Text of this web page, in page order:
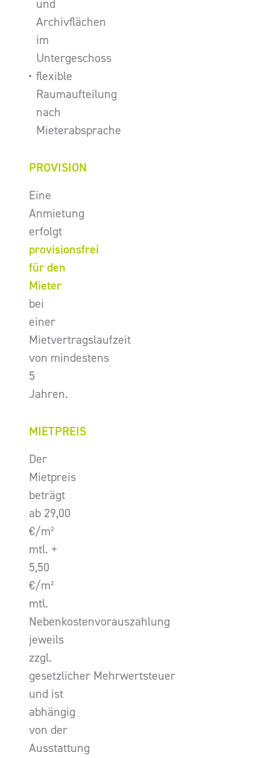
und
Archivflächen
im
Untergeschoss
flexible
Raumaufteilung
nach
Mieterabsprache
PROVISION
Eine
Anmietung
erfolgt
provisionsfrei
für den
Mieter
bei
einer
Mietvertragslaufzeit
von mindestens
5
Jahren.
MIETPREIS
Der
Mietpreis
beträgt
ab 29,00
€/m²
mtl. +
5,50
€/m²
mtl.
Nebenkostenvorauszahlung
jeweils
zzgl.
gesetzlicher Mehrwertsteuer
und ist
abhängig
von der
Ausstattung